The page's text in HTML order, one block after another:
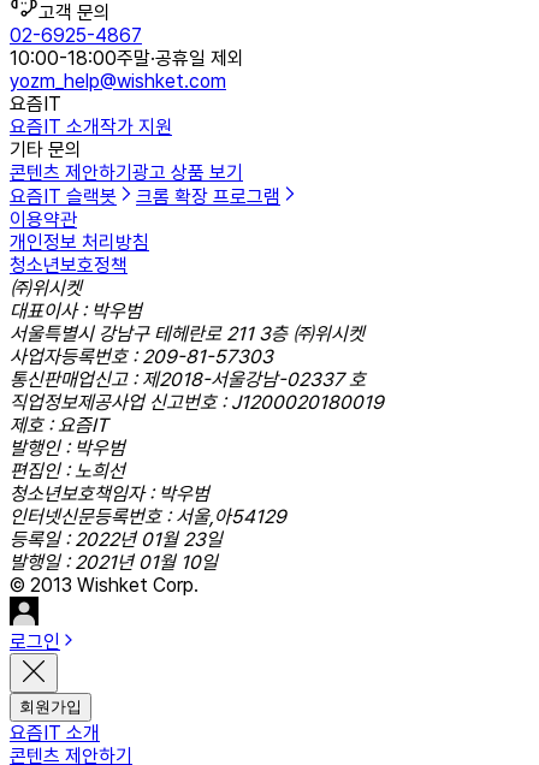
고객 문의
02-6925-4867
10:00-18:00주말·공휴일 제외
yozm_help@wishket.com
요즘IT
요즘IT 소개작가 지원
기타 문의
콘텐츠 제안하기 광고 상품 보기
요즘IT 슬랙봇
크롬 확장 프로그램
이용약관
개인정보 처리방침
청소년보호정책
㈜위시켓
대표이사 : 박우범
서울특별시 강남구 테헤란로 211 3층 ㈜위시켓
사업자등록번호 : 209-81-57303
통신판매업신고 : 제2018-서울강남-02337 호
직업정보제공사업 신고번호 : J1200020180019
제호 : 요즘IT
발행인 : 박우범
편집인 : 노희선
청소년보호책임자 : 박우범
인터넷신문등록번호 : 서울,아54129
등록일 : 2022년 01월 23일
발행일 : 2021년 01월 10일
© 2013 Wishket Corp.
로그인
회원가입
요즘IT 소개
콘텐츠 제안하기